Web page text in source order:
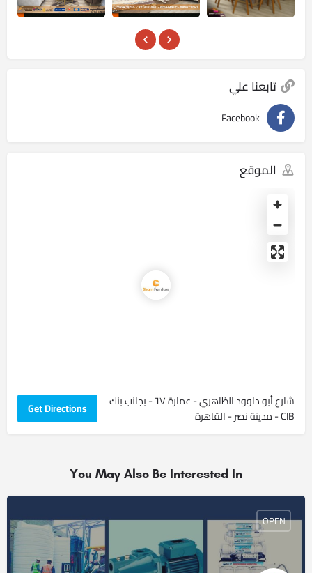
تابعنا علي
Facebook
الموقع
شارع أبو داوود الظاهري - عمارة ٦٧ - بجانب بنك
CIB - مدينة نصر - القاهرة
Get Directions
You May Also Be Interested In
OPEN